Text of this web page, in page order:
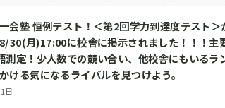
会塾 恒例テスト！＜第2回学力到達度テスト＞
30(月)17:00に校舎に掲示されました！！！主
測定！少人数での競い合い、他校舎にもいるラ
ける気になるライバルを見つけよう。
日